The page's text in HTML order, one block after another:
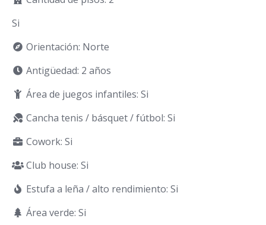
Si
Orientación: Norte
Antigüedad: 2 años
Área de juegos infantiles: Si
Cancha tenis / básquet / fútbol: Si
Cowork: Si
Club house: Si
Estufa a leña / alto rendimiento: Si
Área verde: Si